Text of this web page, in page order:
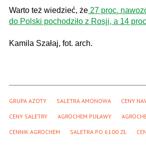
Warto też wiedzieć, że 27 proc.
do Polski pochodziło z Rosji, a 14
Kamila Szałaj, fot. arch.
GRUPA AZOTY SALETRA AMONOWA CENY
CENY SALETRY AGROCHEM PUŁAWY
CENNIK AGROCHEM SALETRA PO 6100 ZŁ